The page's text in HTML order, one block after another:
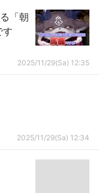
「朝
す
2025/11/29(Sa) 12:35
2025/11/29(Sa) 12:34